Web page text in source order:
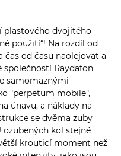
plastového dvojitého
použití“! Na rozdíl od
od času naolejovat a
společností Raydafon
samomaznými
"perpetum mobile",
únavu, a náklady na
se dvěma zuby
ozubených kol stejné
krouticí moment než